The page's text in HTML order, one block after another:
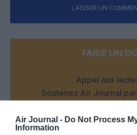
Air Journal - Do Not Process
Information
LAISSER UN
FAIRE UN
Appel aux
Soutenez Air Journal